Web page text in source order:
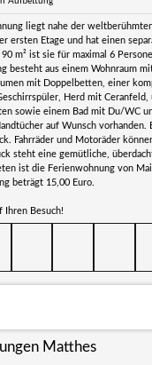
liegt nahe der
ersten Etage und hat einen
m² ist sie für maximal 6
besteht aus einem Wohnraum
mit Doppelbetten, einer
Herd mit Ceranfeld,
sowie einem Bad mit Du/WC
auf Wunsch vorhanden.
Fahrräder und Motoräder
steht eine gemütliche,
ist die Ferienwohnung von
beträgt 15,00 Euro.
Ihren Besuch!
Matthes